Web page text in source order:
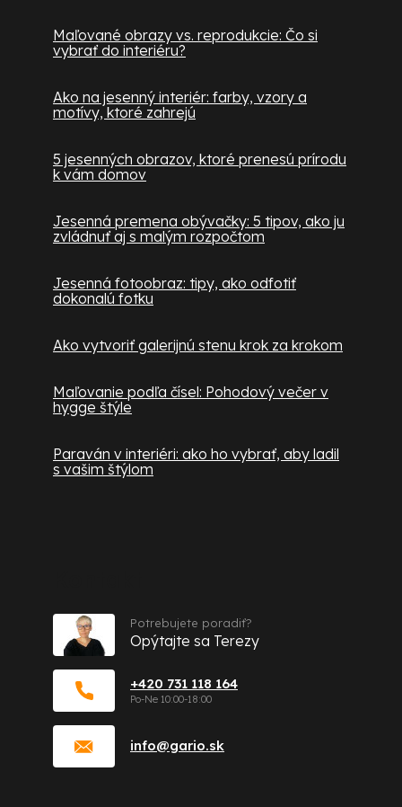
Maľované obrazy vs. reprodukcie: Čo si
vybrať do interiéru?
Ako na jesenný interiér: farby, vzory a
motívy, ktoré zahrejú
5 jesenných obrazov, ktoré prenesú prírodu
k vám domov
Jesenná premena obývačky: 5 tipov, ako ju
zvládnuť aj s malým rozpočtom
Jesenná fotoobraz: tipy, ako odfotiť
dokonalú fotku
Ako vytvoriť galerijnú stenu krok za krokom
Maľovanie podľa čísel: Pohodový večer v
hygge štýle
Paraván v interiéri: ako ho vybrať, aby ladil
s vašim štýlom
info@gario.sk
+420 731 118 164
Potrebujete poradiť?
Opýtajte sa Terezy